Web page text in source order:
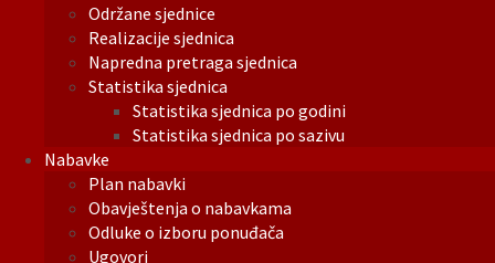
Održane sjednice
Realizacije sjednica
Napredna pretraga sjednica
Statistika sjednica
Statistika sjednica po godini
Statistika sjednica po sazivu
Nabavke
Plan nabavki
Obavještenja o nabavkama
Odluke o izboru ponuđača
Ugovori